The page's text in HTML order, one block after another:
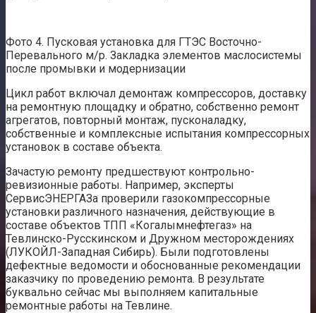
Фото 4. Пусковая установка для ГТЭС Восточно-
Перевального м/р. Закладка элементов маслосистемы
после промывки и модернизации
Цикл работ включал демонтаж компрессоров, доставку
на ремонтную площадку и обратно, собственно ремонт
агрегатов, повторный монтаж, пусконаладку,
собственные и комплексные испытания компрессорных
установок в составе объекта.
Зачастую ремонту предшествуют контрольно-
ревизионные работы. Например, эксперты
СервисЭНЕРГАЗа проверили газокомпрессорные
установки различного назначения, действующие в
составе объектов ТПП «Когалымнефтегаз» на
Тевлинско-Русскинском и Дружном месторождениях
(ЛУКОЙЛ-Западная Сибирь). Были подготовлены
дефектные ведомости и обоснованные рекомендации
заказчику по проведению ремонта. В результате
буквально сейчас мы выполняем капитальные
ремонтные работы на Тевлине.